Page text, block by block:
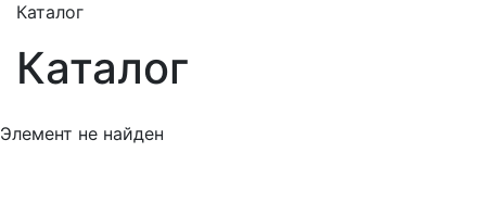
Каталог
Каталог
Элемент не найден